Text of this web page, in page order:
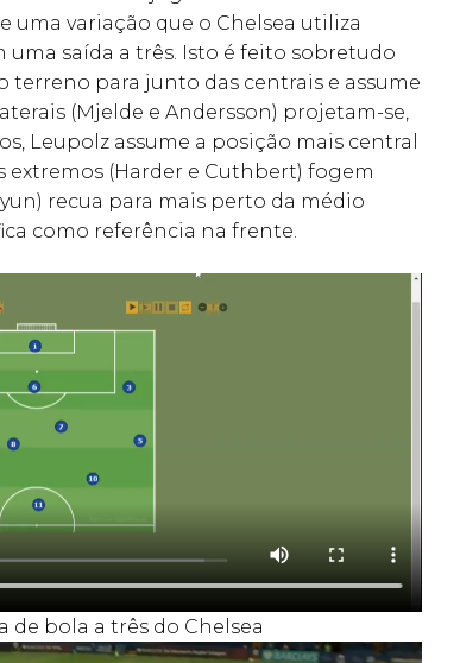
uma variação que o Chelsea utiliza
uma saída a três. Isto é feito sobretudo
terreno para junto das centrais e assume
(Mjelde e Andersson) projetam-se,
Leupolz assume a posição mais central
extremos (Harder e Cuthbert) fogem
recua para mais perto da médio
como referência na frente.
de bola a três do Chelsea